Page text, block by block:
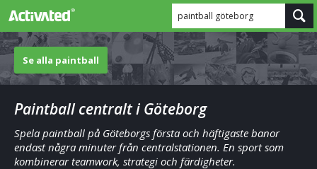
paintball göteborg
Se alla paintball
Paintball centralt i Göteborg
Spela paintball på Göteborgs första och häftigaste banor
endast några minuter från centralstationen. En sport som
kombinerar teamwork, strategi och färdigheter.